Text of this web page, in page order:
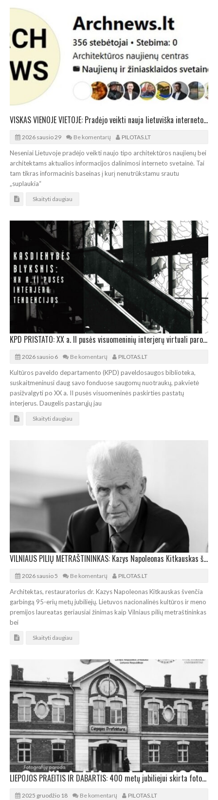
VISKAS VIENOJE VIETOJE: Pradėjo veikti nauja lietuviška interneto svetainė architektams
2026 sausio 29 Be komentarų PILOTAS.LT
Neseniai Lietuvoje pradėjo veikti naujo tipo architektūros naujienų bei
architektams aktualios informacijos dalinimosi interneto svetainė. Tai
tam tikras informacinis baseinas į kurį nenutrūkstamu srautu
„suplaukia“
Skaityti daugiau
KPD PRISTATO: XX a. II pusės visuomeninių interjerų virtuali paroda
2026 sausio 6 Be komentarų PILOTAS.LT
Kultūros paveldo departamento (KPD) paveldosaugos biblioteka,
suskaitmeninusi daug savo fonduose saugomų nuotraukų, pakvietė
pasižvalgyti po XX a. II pusės visuomeninės paskirties pastatų
interjerus. Daugelis pastarųjų jau
Skaityti daugiau
VILNIAUS PILIŲ METRAŠTININKAS: Kazys Napoleonas Kitkauskas švenčia 95-erių metų jubiliejų
2026 sausio 5 Be komentarų PILOTAS.LT
Architektas, restauratorius dr. Kazys Napoleonas Kitkauskas švenčia
garbingą 95-erių metų jubiliejų. Lietuvos nacionalinės kultūros ir meno
premijos laureatas geriausiai žinimas kaip Vilniaus pilių metraštininkas
bei
Skaityti daugiau
LIEPOJOS PRAEITIS IR DABARTIS: 400 metų jubiliejui skirta fotografijų paroda Kaune
2025 gruodžio 18 Be komentarų PILOTAS.LT